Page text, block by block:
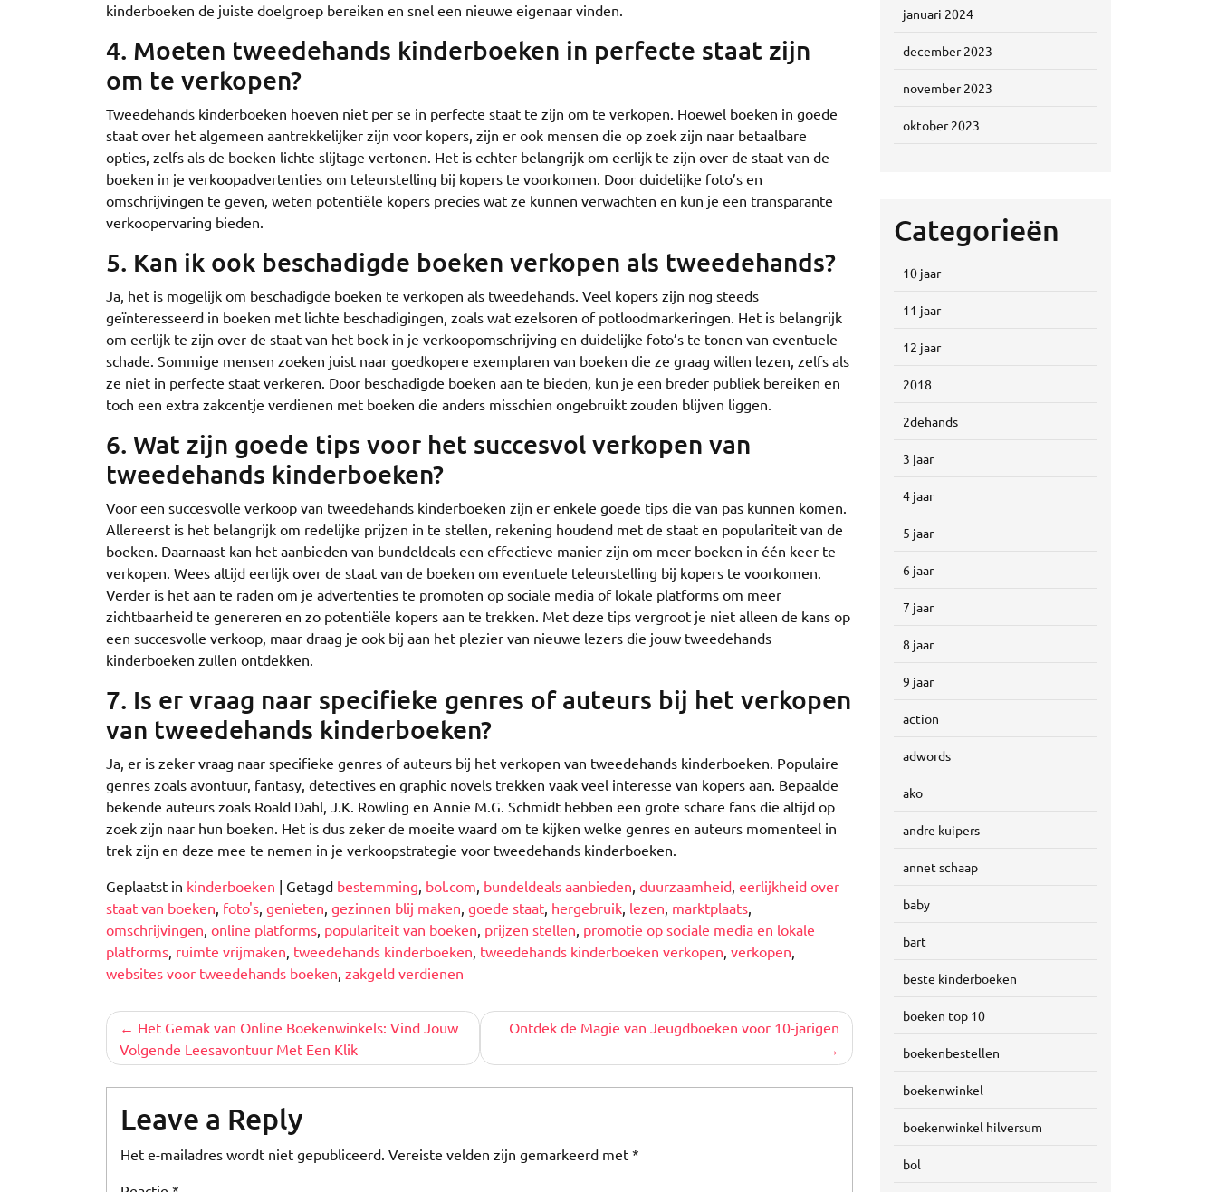
kinderboeken de juiste doelgroep bereiken en snel een nieuwe eigenaar vinden.
4. Moeten tweedehands kinderboeken in perfecte staat zijn
om te verkopen?
Tweedehands kinderboeken hoeven niet per se in perfecte staat te zijn om te verkopen. Hoewel boeken in goede
staat over het algemeen aantrekkelijker zijn voor kopers, zijn er ook mensen die op zoek zijn naar betaalbare
opties, zelfs als de boeken lichte slijtage vertonen. Het is echter belangrijk om eerlijk te zijn over de staat van de
boeken in je verkoopadvertenties om teleurstelling bij kopers te voorkomen. Door duidelijke foto’s en
omschrijvingen te geven, weten potentiële kopers precies wat ze kunnen verwachten en kun je een transparante
verkoopervaring bieden.
5. Kan ik ook beschadigde boeken verkopen als tweedehands?
Ja, het is mogelijk om beschadigde boeken te verkopen als tweedehands. Veel kopers zijn nog steeds
geïnteresseerd in boeken met lichte beschadigingen, zoals wat ezelsoren of potloodmarkeringen. Het is belangrijk
om eerlijk te zijn over de staat van het boek in je verkoopomschrijving en duidelijke foto’s te tonen van eventuele
schade. Sommige mensen zoeken juist naar goedkopere exemplaren van boeken die ze graag willen lezen, zelfs als
ze niet in perfecte staat verkeren. Door beschadigde boeken aan te bieden, kun je een breder publiek bereiken en
toch een extra zakcentje verdienen met boeken die anders misschien ongebruikt zouden blijven liggen.
6. Wat zijn goede tips voor het succesvol verkopen van
tweedehands kinderboeken?
Voor een succesvolle verkoop van tweedehands kinderboeken zijn er enkele goede tips die van pas kunnen komen.
Allereerst is het belangrijk om redelijke prijzen in te stellen, rekening houdend met de staat en populariteit van de
boeken. Daarnaast kan het aanbieden van bundeldeals een effectieve manier zijn om meer boeken in één keer te
verkopen. Wees altijd eerlijk over de staat van de boeken om eventuele teleurstelling bij kopers te voorkomen.
Verder is het aan te raden om je advertenties te promoten op sociale media of lokale platforms om meer
zichtbaarheid te genereren en zo potentiële kopers aan te trekken. Met deze tips vergroot je niet alleen de kans op
een succesvolle verkoop, maar draag je ook bij aan het plezier van nieuwe lezers die jouw tweedehands
kinderboeken zullen ontdekken.
7. Is er vraag naar specifieke genres of auteurs bij het verkopen
van tweedehands kinderboeken?
Ja, er is zeker vraag naar specifieke genres of auteurs bij het verkopen van tweedehands kinderboeken. Populaire
genres zoals avontuur, fantasy, detectives en graphic novels trekken vaak veel interesse van kopers aan. Bepaalde
bekende auteurs zoals Roald Dahl, J.K. Rowling en Annie M.G. Schmidt hebben een grote schare fans die altijd op
zoek zijn naar hun boeken. Het is dus zeker de moeite waard om te kijken welke genres en auteurs momenteel in
trek zijn en deze mee te nemen in je verkoopstrategie voor tweedehands kinderboeken.
Geplaatst in kinderboeken | Getagd bestemming, bol.com, bundeldeals aanbieden, duurzaamheid, eerlijkheid over
staat van boeken, foto's, genieten, gezinnen blij maken, goede staat, hergebruik, lezen, marktplaats,
omschrijvingen, online platforms, populariteit van boeken, prijzen stellen, promotie op sociale media en lokale
platforms, ruimte vrijmaken, tweedehands kinderboeken, tweedehands kinderboeken verkopen, verkopen,
websites voor tweedehands boeken, zakgeld verdienen
Berichtnavigatie
Het Gemak van Online Boekenwinkels: Vind Jouw
Volgende Leesavontuur Met Een Klik
Ontdek de Magie van Jeugdboeken voor 10-jarigen
Leave a Reply
Het e-mailadres wordt niet gepubliceerd. Vereiste velden zijn gemarkeerd met *
januari 2024
december 2023
november 2023
oktober 2023
Categorieën
10 jaar
11 jaar
12 jaar
2018
2dehands
3 jaar
4 jaar
5 jaar
6 jaar
7 jaar
8 jaar
9 jaar
action
adwords
ako
andre kuipers
annet schaap
baby
bart
beste kinderboeken
boeken top 10
boekenbestellen
boekenwinkel
boekenwinkel hilversum
bol